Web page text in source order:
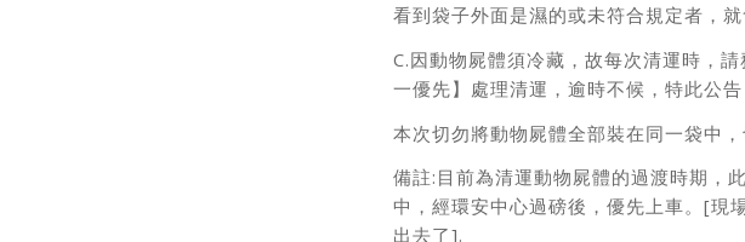
看到袋子外面是濕的或未符合規定者，就
C.因動物屍體須冷藏，故每次清運時，
一優先】處理清運，逾時不候，特此公告
本次切勿將動物屍體全部裝在同一袋中
備註:目前為清運動物屍體的過渡時期，
中，經環安中心過磅後，優先上車。[現
出去了].